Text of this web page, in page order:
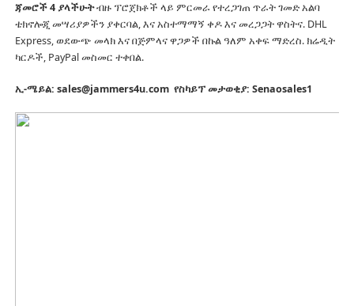
ጃመሮች 4 ያላችሁትብዙ ፕሮጀክቶች ላይ ምርመራ የተረጋገጠ ጥራት ገመድ አልባ
ቴክኖሎጂ መሣሪያዎችን ያቀርባል, እና አስተማማኝ ቀዶ እና መረጋጋት ዋስትና. DHL
Express, ወደውጭ መላክ እና በጅምላና ዋጋዎች በኩል ዓለም አቀፍ ማድረስ. ክሬዲት
ካርዶች, PayPal መስመር ተቀበል.
ኢ-ሜይል: sales@jammers4u.com የስካይፕ መታወቂያ: Senaosales1